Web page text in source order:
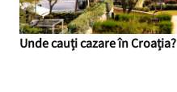
Unde cauți cazare în Croația?